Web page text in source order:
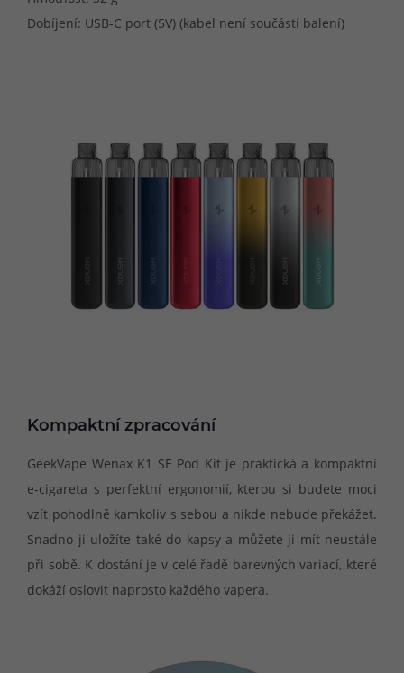
Dobíjení: USB-C port (5V) (kabel není součástí balení)
Kompaktní zpracování
GeekVape Wenax K1 SE Pod Kit je praktická a kompaktní
e-cigareta s perfektní ergonomií, kterou si budete moci
vzít pohodlně kamkoliv s sebou a nikde nebude překážet.
Snadno ji uložíte také do kapsy a můžete ji mít neustále
při sobě. K dostání je v celé řadě barevných variací, které
dokáží oslovit naprosto každého vapera.